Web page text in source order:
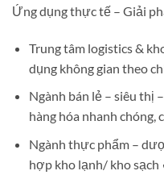
Ứng dụng thực tế – Giải
Trung tâm logistics &
dụng không gian theo
Ngành bán lẻ – siêu thị
hàng hóa nhanh chóng,
Ngành thực phẩm –
hợp kho lạnh/ kho sạch